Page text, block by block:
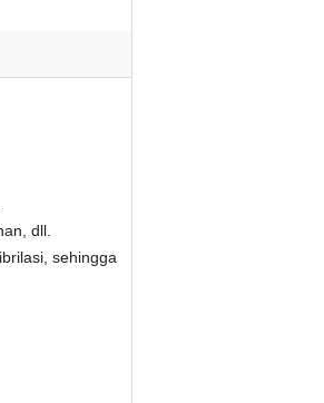
dll.
sehingga